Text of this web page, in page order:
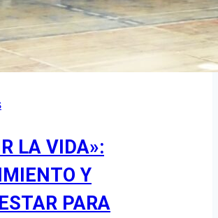
LA VIDA»:
Y
PARA